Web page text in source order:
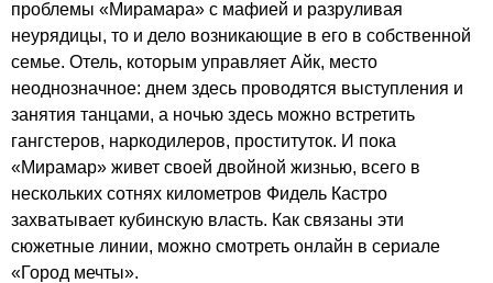
проблемы «Мирамара» с мафией и разруливая
неурядицы, то и дело возникающие в его в собственной
семье. Отель, которым управляет Айк, место
неоднозначное: днем здесь проводятся выступления и
занятия танцами, а ночью здесь можно встретить
гангстеров, наркодилеров, проституток. И пока
«Мирамар» живет своей двойной жизнью, всего в
нескольких сотнях километров Фидель Кастро
захватывает кубинскую власть. Как связаны эти
сюжетные линии, можно смотреть онлайн в сериале
«Город мечты».